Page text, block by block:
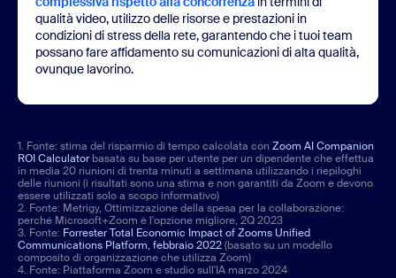
qualità video, utilizzo delle risorse e prestazioni in
condizioni di stress della rete, garantendo che i tuoi team
possano fare affidamento su comunicazioni di alta qualità,
ovunque lavorino.
1. Fonte: stima del risparmio di tempo calcolata con Zoom AI Companion
ROI Calculator basata su base per utente per un dipendente che effettua
in media 20 riunioni di trenta minuti a settimana utilizzando i riepiloghi
delle riunioni (i risultati sono una stima e non garantiti da Zoom e devono
essere utilizzati solo a scopo informativo)
2. Fonte: Metrigy, Ottimizzazione della spesa per la collaborazione:
perché Microsoft+Zoom è l'opzione migliore, 2Q 2023
3. Fonte: Forrester Total Economic Impact of Zooms Unified
Communications Platform, febbraio 2022(basato su un modello
composito di organizzazione che utilizza Zoom)
4. Fonte: Piattaforma Zoom e studio sull'IA marzo 2024